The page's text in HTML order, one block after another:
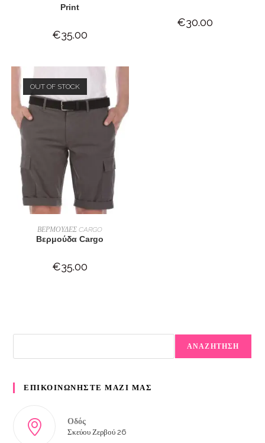
Print
€35.00
€30.00
OUT OF STOCK
ΕΠΙΛΟΓΉ
ΒΕΡΜΟΥΔΕΣ CARGO
Βερμούδα Cargo
€35.00
ΑΝΑΖΗΤΗΣΗ
ΕΠΙΚΟΙΝΩΝΗΣΤΕ ΜΑΖΙ ΜΑΣ
Οδός
Σκεύου Ζερβού 26